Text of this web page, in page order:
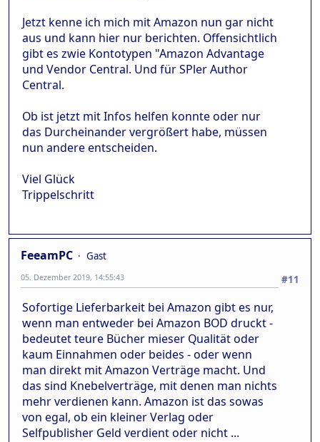
Jetzt kenne ich mich mit Amazon nun gar nicht
aus und kann hier nur berichten. Offensichtlich
gibt es zwie Kontotypen "Amazon Advantage
und Vendor Central. Und für SPler Author
Central.
Ob ist jetzt mit Infos helfen konnte oder nur
das Durcheinander vergrößert habe, müssen
nun andere entscheiden.
Viel Glück
Trippelschritt
FeeamPC
Gast
#11
05. Dezember 2019, 14:55:43
Sofortige Lieferbarkeit bei Amazon gibt es nur,
wenn man entweder bei Amazon BOD druckt -
bedeutet teure Bücher mieser Qualität oder
kaum Einnahmen oder beides - oder wenn
man direkt mit Amazon Verträge macht. Und
das sind Knebelverträge, mit denen man nichts
mehr verdienen kann. Amazon ist das sowas
von egal, ob ein kleiner Verlag oder
Selfpublisher Geld verdient oder nicht ...